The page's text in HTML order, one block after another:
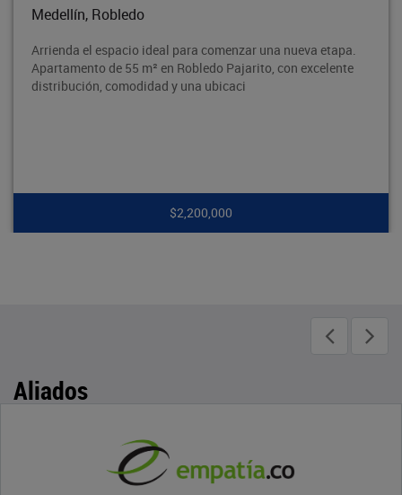
Medellín, Robledo
Arrienda el espacio ideal para comenzar una nueva etapa.
Apartamento de 55 m² en Robledo Pajarito, con excelente
distribución, comodidad y una ubicaci
$2,200,000
Aliados